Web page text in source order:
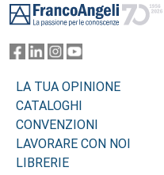
LA TUA OPINIONE
CATALOGHI
CONVENZIONI
LAVORARE CON NOI
LIBRERIE